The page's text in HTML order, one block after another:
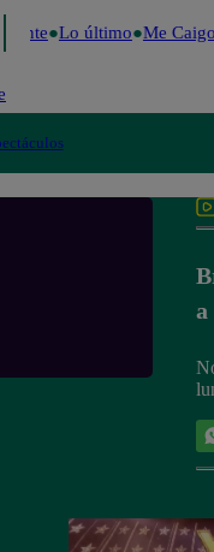
Lo último Me Caigo
a